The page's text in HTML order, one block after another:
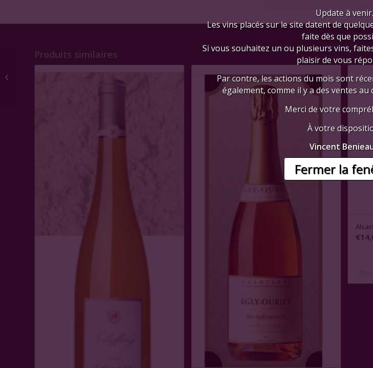
Produits similaires
€
Update à venir.
Les vins placés sur le site datent de
faite dès que
Si vous souhaitez un ou plusieurs vins,
plaisir de vous
Par contre, les actions du mois sont
également, comme il y a des ventes
Merci de votre
À votre
Vincent
Fermer la